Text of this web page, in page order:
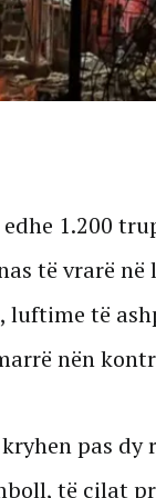
1.200
të vrarë
luftime të
nën
pas
të cilat